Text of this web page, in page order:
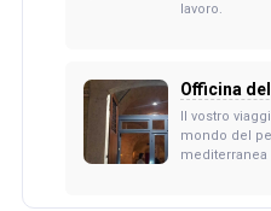
lavoro.
Officina
Il vostro
mondo del
mediterranea